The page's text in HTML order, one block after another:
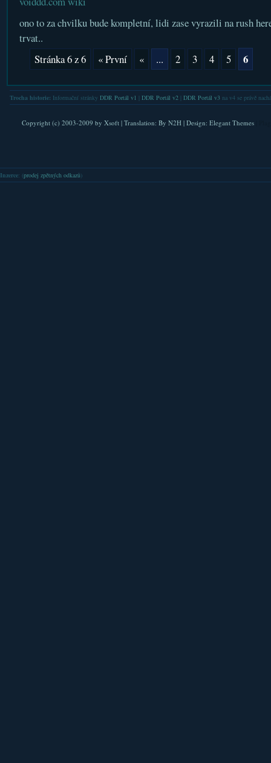
ono to za chvilku bude kompletní, lidi zase vyrazili na rush
trvat..
Stránka 6 z 6
« První « ... 2 3 4 5 6
Trocha historie: Informační stránky DDR Portál v1 DDR Portál v2| DDR Portál v3na v4 se právě
Copyright (c) 2003-2009 by Xsoft| Translation: By N2H| Design: Elegant Themes
Inzerce: (prodej zpětných odkazů )